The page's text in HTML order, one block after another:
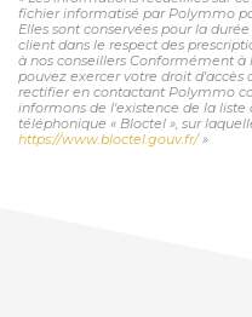
fichier informatisé par Polymmo
Elles sont conservées pour la
client dans le respect des
à nos conseillers Conformément à
pouvez exercer votre droit d'accès
rectifier en contactant Polymmo
informons de l'existence de la
téléphonique « Bloctel », sur
https://www.bloctel.gouv.fr/»